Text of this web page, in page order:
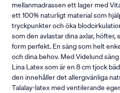
mellanmadrassen ett lager med
ett 100% naturligt material som
tryckpunkter och öka
som den avlastar dina axlar, höfter,
form perfekt. En säng som helt
och dina behov. Med Videlund
Lina Latex som är en 8 cm tjock
den innehåller det allergivänliga
Talalay-latex med ventilerande